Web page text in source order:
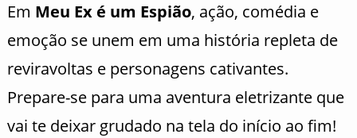
Em Meu Ex é um Espião, ação, comédia e
emoção se unem em uma história repleta de
reviravoltas e personagens cativantes.
Prepare-se para uma aventura eletrizante que
vai te deixar grudado na tela do início ao fim!